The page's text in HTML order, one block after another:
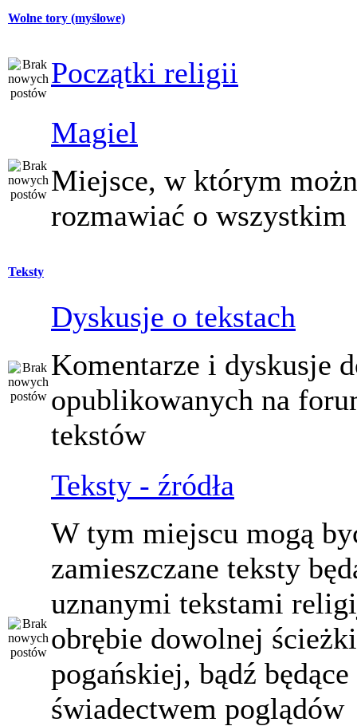
Wolne tory (myślowe)
Początki religii
Magiel
Miejsce, w którym
rozmawiać o wszystkim
Teksty
Dyskusje o tekstach
Komentarze i dyskusje
opublikowanych na
tekstów
Teksty - źródła
W tym miejscu mogą
zamieszczane teksty
uznanymi tekstami
obrębie dowolnej ścieżki
pogańskiej, bądź będące
świadectwem poglądów